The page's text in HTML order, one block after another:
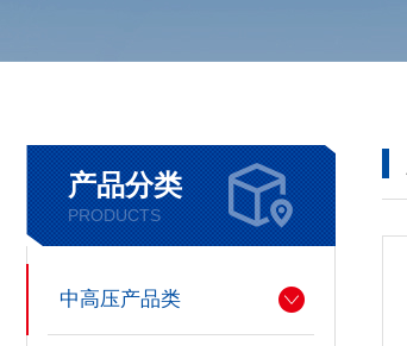
产品分类
PRODUCTS
中高压产品类